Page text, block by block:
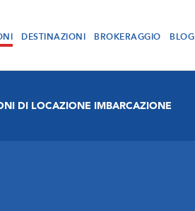
DESTINAZIONI BROKERAGGIO BLOG
DI LOCAZIONE IMBARCAZIONE